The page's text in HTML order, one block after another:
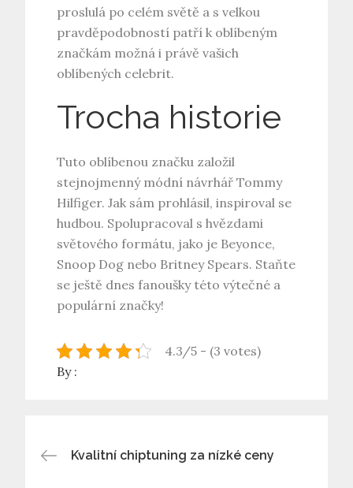
proslulá po celém světě a s velkou
pravděpodobností patří k oblíbeným
značkám možná i právě vašich
oblíbených celebrit.
Trocha historie
Tuto oblíbenou značku založil
stejnojmenný módní návrhář Tommy
Hilfiger. Jak sám prohlásil, inspiroval se
hudbou. Spolupracoval s hvězdami
světového formátu, jako je Beyonce,
Snoop Dog nebo Britney Spears. Staňte
se ještě dnes fanoušky této výtečné a
populární značky!
4.3/5 - (3 votes)
By :
Navigace
Kvalitní chiptuning za nízké ceny